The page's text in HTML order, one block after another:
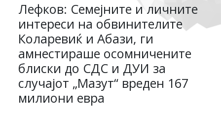
Лефков: Семејните и личните
интереси на обвинителите
Коларевиќ и Абази, ги
амнестираше осомничените
блиски до СДС и ДУИ за
случајот „Мазут“ вреден 167
милиони евра